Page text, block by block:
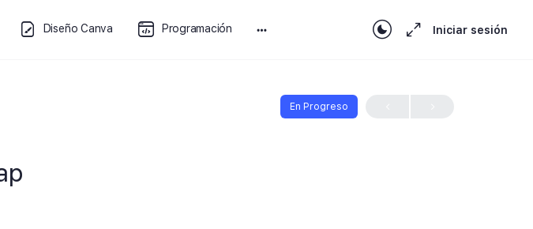
Diseño Canva Programación Iniciar sesión
En Progreso